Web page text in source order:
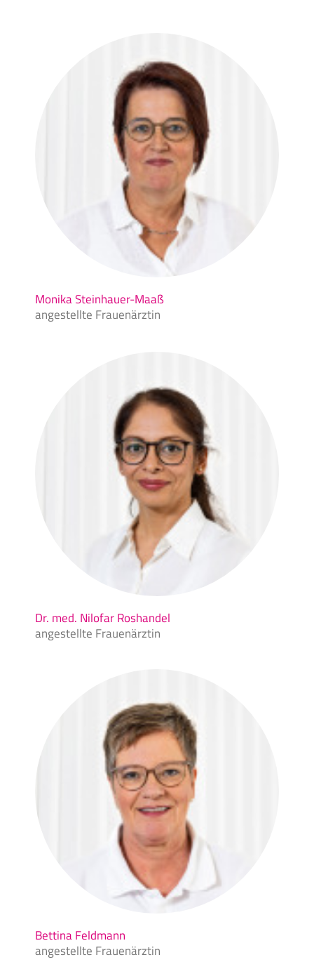
Monika Steinhauer-Maaß
angestellte Frauenärztin
Dr. med. Nilofar Roshandel
angestellte Frauenärztin
Bettina Feldmann
angestellte Frauenärztin